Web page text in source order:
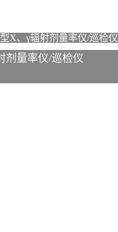
X、γ辐射剂量率仪/巡检仪
剂量率仪/巡检仪